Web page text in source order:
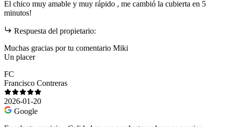
El chico muy amable y muy rápido , me cambió la cubierta en 5
minutos!
Respuesta del propietario:
Muchas gracias por tu comentario Miki
Un placer
FC
Francisco Contreras
2026-01-20
Google